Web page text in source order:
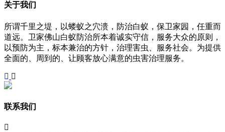
关于我们
所谓千里之堤，以蝼蚁之穴溃，防治白蚁，保卫家园，任重而
道远。卫家佛山白蚁防治所本着诚实守信，服务大众的原则，
以预防为主，标本兼治的方针，治理害虫、服务社会。为提供
全面的、周到的、让顾客放心满意的虫害治理服务。
联系我们